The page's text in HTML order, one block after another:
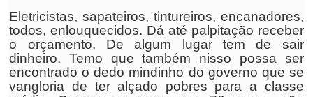
Eletricistas, sapateiros, tintureiros, encanadores,
todos, enlouquecidos. Dá até palpitação receber
o orçamento. De algum lugar tem de sair
dinheiro. Temo que também nisso possa ser
encontrado o dedo mindinho do governo que se
vangloria de ter alçado pobres para a classe